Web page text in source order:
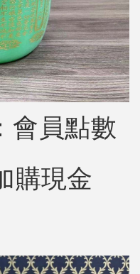
會員點數
購現金